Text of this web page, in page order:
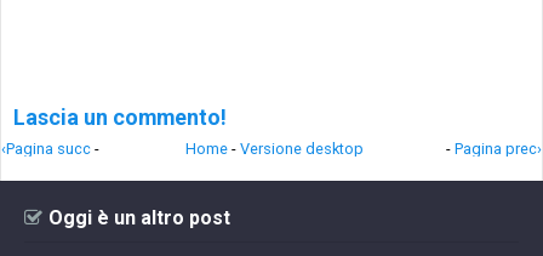
Lascia un commento!
‹Pagina succ - - Pagina prec›
Home - Versione desktop
Oggi è un altro post